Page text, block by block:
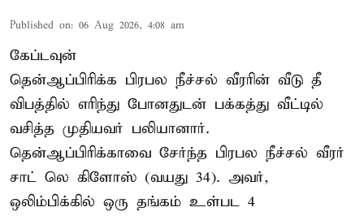
Published on: 06 Aug 2026, 4:08 am
கேப்டவுன்
தென்ஆப்பிரிக்க பிரபல நீச்சல் வீரரின் வீடு தீ
விபத்தில் எரிந்து போனதுடன் பக்கத்து வீட்டில்
வசித்த முதியவர் பலியானார்.
தென்ஆப்பிரிக்காவை சேர்ந்த பிரபல நீச்சல் வீரர்
சாட் லெ கிளோஸ் (வயது 34). அவர்,
ஒலிம்பிக்கில் ஒரு தங்கம் உள்பட 4